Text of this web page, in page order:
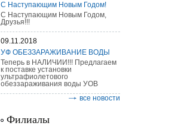
С Наступающим Новым Годом!
С Наступающим Новым Годом,
Друзья!!!
09.11.2018
УФ ОБЕЗЗАРАЖИВАНИЕ ВОДЫ
Теперь в НАЛИЧИИ!!! Предлагаем
к поставке установки
ультрафиолетового
обеззараживания воды УОВ
все новости
Филиалы